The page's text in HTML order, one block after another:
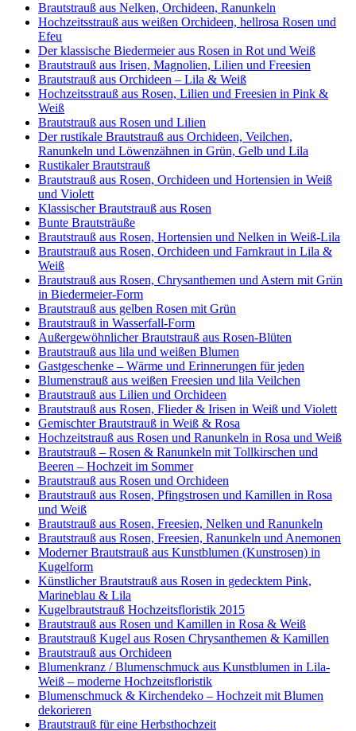
Brautstrauß aus Nelken, Orchideen, Ranunkeln
Hochzeitsstrauß aus weißen Orchideen, hellrosa Rosen und
Efeu
Der klassische Biedermeier aus Rosen in Rot und Weiß
Brautstrauß aus Irisen, Magnolien, Lilien und Freesien
Brautstrauß aus Orchideen – Lila & Weiß
Hochzeitsstrauß aus Rosen, Lilien und Freesien in Pink &
Weiß
Brautstrauß aus Rosen und Lilien
Der rustikale Brautstrauß aus Orchideen, Veilchen,
Ranunkeln und Löwenzähnen in Grün, Gelb und Lila
Rustikaler Brautstrauß
Brautstrauß aus Rosen, Orchideen und Hortensien in Weiß
und Violett
Klassischer Brautstrauß aus Rosen
Bunte Brautsträuße
Brautstrauß aus Rosen, Hortensien und Nelken in Weiß-Lila
Brautstrauß aus Rosen, Orchideen und Farnkraut in Lila &
Weiß
Brautstrauß aus Rosen, Chrysanthemen und Astern mit Grün
in Biedermeier-Form
Brautstrauß aus gelben Rosen mit Grün
Brautstrauß in Wasserfall-Form
Außergewöhnlicher Brautstrauß aus Rosen-Blüten
Brautstrauß aus lila und weißen Blumen
Gastgeschenke – Wärme und Erinnerungen für jeden
Blumenstrauß aus weißen Freesien und lila Veilchen
Brautstrauß aus Lilien und Orchideen
Brautstrauß aus Rosen, Flieder & Irisen in Weiß und Violett
Gemischter Brautstrauß in Weiß & Rosa
Hochzeitstrauß aus Rosen und Ranunkeln in Rosa und Weiß
Brautstrauß – Rosen & Ranunkeln mit Tollkirschen und
Beeren – Hochzeit im Sommer
Brautstrauß aus Rosen und Orchideen
Brautstrauß aus Rosen, Pfingstrosen und Kamillen in Rosa
und Weiß
Brautstrauß aus Rosen, Freesien, Nelken und Ranunkeln
Brautstrauß aus Rosen, Freesien, Ranunkeln und Anemonen
Moderner Brautstrauß aus Kunstblumen (Kunstrosen) in
Kugelform
Künstlicher Brautstrauß aus Rosen in gedecktem Pink,
Marineblau & Lila
Kugelbrautstrauß Hochzeitsfloristik 2015
Brautstrauß aus Rosen und Kamillen in Rosa & Weiß
Brautstrauß Kugel aus Rosen Chrysanthemen & Kamillen
Brautstrauß aus Orchideen
Blumenkranz / Blumenschmuck aus Kunstblumen in Lila-
Weiß – moderne Hochzeitsfloristik
Blumenschmuck & Kirchendeko – Hochzeit mit Blumen
dekorieren
Brautstrauß für eine Herbsthochzeit